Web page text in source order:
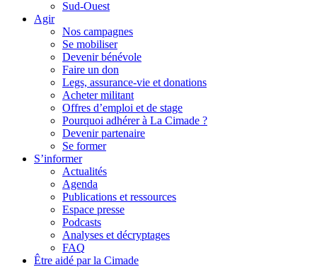
Sud-Ouest
Agir
Nos campagnes
Se mobiliser
Devenir bénévole
Faire un don
Legs, assurance-vie et donations
Acheter militant
Offres d’emploi et de stage
Pourquoi adhérer à La Cimade ?
Devenir partenaire
Se former
S’informer
Actualités
Agenda
Publications et ressources
Espace presse
Podcasts
Analyses et décryptages
FAQ
Être aidé par la Cimade